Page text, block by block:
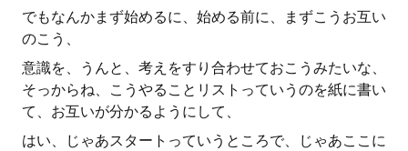
でもなんかまず始めるに、始める前に、まずこうお互い
のこう、
意識を、うんと、考えをすり合わせておこうみたいな、
そっからね、こうやることリストっていうのを紙に書い
て、お互いが分かるようにして、
はい、じゃあスタートっていうところで、じゃあここに